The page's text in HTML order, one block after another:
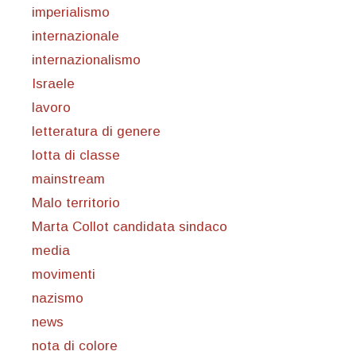
imperialismo
internazionale
internazionalismo
Israele
lavoro
letteratura di genere
lotta di classe
mainstream
Malo territorio
Marta Collot candidata sindaco
media
movimenti
nazismo
news
nota di colore